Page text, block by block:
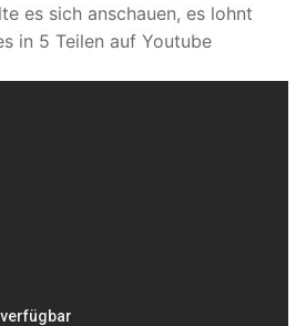
es sich anschauen, es lohnt
in 5 Teilen auf Youtube